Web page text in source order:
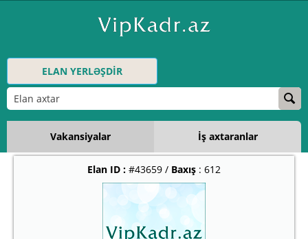
ELAN YERLƏŞDİR
Vakansiyalar İş axtaranlar
Elan ID : #43659 / Baxış : 612